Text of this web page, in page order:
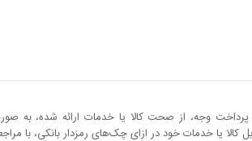
پرداخت وجه، از صحت کالا یا خدمات ارائه شده، به
یا خدمات خود در ازای چک‌های رمزدار بانکی، با